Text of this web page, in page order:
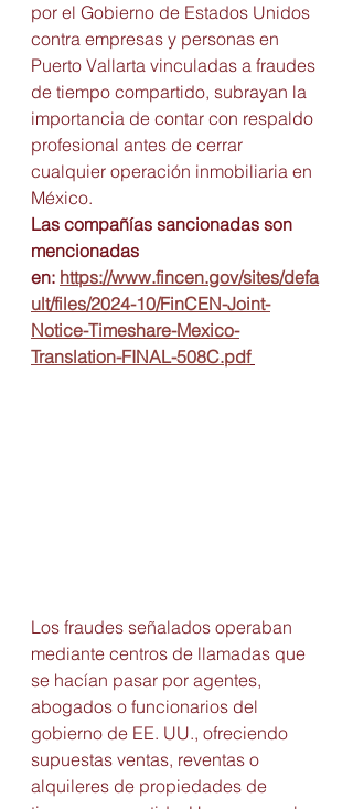
por el Gobierno de Estados Unidos
contra empresas y personas en
Puerto Vallarta vinculadas a fraudes
de tiempo compartido, subrayan la
importancia de contar con respaldo
profesional antes de cerrar
cualquier operación inmobiliaria en
México.
Las compañías sancionadas son
mencionadas
en: https://www.fincen.gov/sites/defa
ult/files/2024-10/FinCEN-Joint-
Notice-Timeshare-Mexico-
Translation-FINAL-508C.pdf
Los fraudes señalados operaban
mediante centros de llamadas que
se hacían pasar por agentes,
abogados o funcionarios del
gobierno de EE. UU., ofreciendo
supuestas ventas, reventas o
alquileres de propiedades de